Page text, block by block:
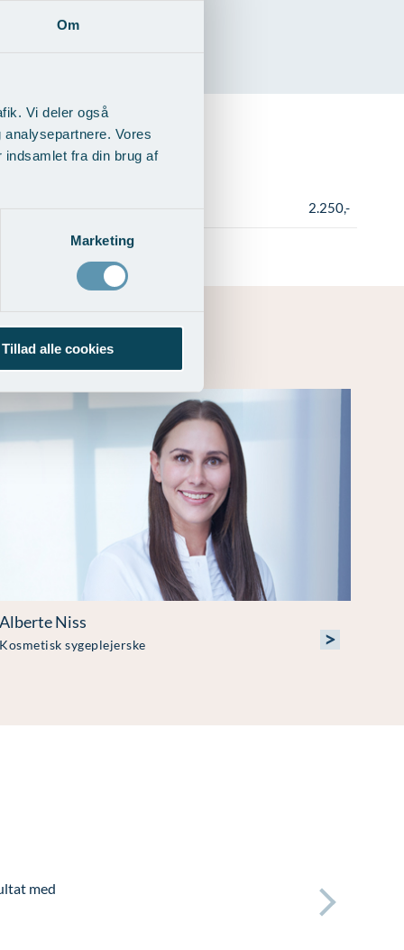
Om
Vi deler også
Vores
indsamlet fra din brug af
Marketing
Tillad alle cookies
2.250,-
Alberte Niss
Kosmetisk sygeplejerske >
med